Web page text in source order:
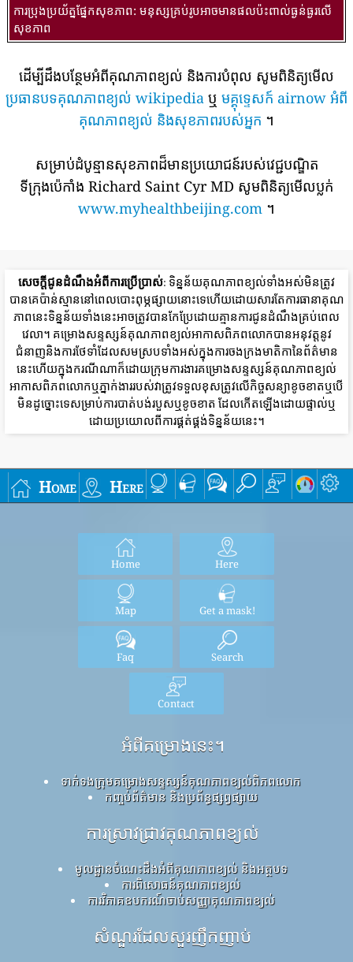
ការប្រុងប្រយ័ត្នផ្នែកសុខភាព: មនុស្សគ្រប់រូបអាចមានផលប៉ះពាល់ធ្ងន់ធ្ងរលើ
សុខភាព
ដើម្បីដឹងបន្ថែមអំពីគុណភាពខ្យល់ និងការបំពុល សូមពិនិត្យមើល
ប្រធានបទគុណភាពខ្យល់ wikipedia ឬ មគ្គុទ្ទេសក៍ airnow អំពី
គុណភាពខ្យល់ និងសុខភាពរបស់អ្នក ។
សម្រាប់ដំបូន្មានសុខភាពដ៏មានប្រយោជន៍របស់វេជ្ជបណ្ឌិត
ទីក្រុងប៉េកាំង Richard Saint Cyr MD សូមពិនិត្យមើលប្លក់
www.myhealthbeijing.com ។
សេចក្តីជូនដំណឹងអំពីការប្រើប្រាស់: ទិន្នន័យគុណភាពខ្យល់ទាំងអស់មិនត្រូវ
បានគេប៉ាន់ស្មាននៅពេលបោះពុម្ភផ្សាយនោះទេហើយដោយសារតែការធានាគុណ
ភាពនេះទិន្នន័យទាំងនេះអាចត្រូវបានកែប្រែដោយគ្មានការជូនដំណឹងគ្រប់ពេល
វេលា។ គម្រោងសន្ទស្សន៍គុណភាពខ្យល់អាកាសពិភពលោកបានអនុវត្តនូវ
ជំនាញនិងការថែទាំដែលសមស្របទាំងអស់ក្នុងការចងក្រងមាតិកានៃព័ត៌មាន
នេះហើយក្នុងករណីណាក៏ដោយក្រុមការងារគម្រោងសន្ទស្សន៍គុណភាពខ្យល់
អាកាសពិភពលោកឬភ្នាក់ងាររបស់វាត្រូវទទួលខុសត្រូវលើកិច្ចសន្យាខូចខាតឬបើ
មិនដូច្នោះទេសម្រាប់ការបាត់បង់របួសឬខូចខាត ដែលកើតឡើងដោយផ្ទាល់ឬ
ដោយប្រយោលពីការផ្គត់ផ្គង់ទិន្នន័យនេះ។
Home Here
Home Here
Map Get a mask!
Faq Search
Contact
អំពីគម្រោងនេះ។
ទាក់ទងក្រុមគម្រោងសន្ទស្សន៍គុណភាពខ្យល់ពិភពលោក
កញ្ចប់ព័ត៌មាន និងប្រព័ន្ធផ្សព្វផ្សាយ
ការស្រាវជ្រាវគុណភាពខ្យល់
មូលដ្ឋានចំណេះដឹងអំពីគុណភាពខ្យល់ និងអត្ថបទ
ការពិសោធន៍គុណភាពខ្យល់
ការវិភាគឧបករណ៍ចាប់សញ្ញាគុណភាពខ្យល់
សំណួរដែលសួរញឹកញាប់